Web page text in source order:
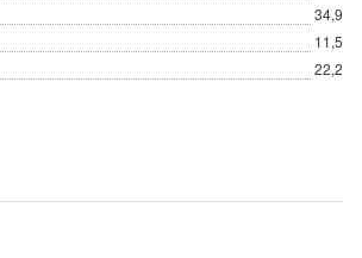
34,9
11,5
22,2